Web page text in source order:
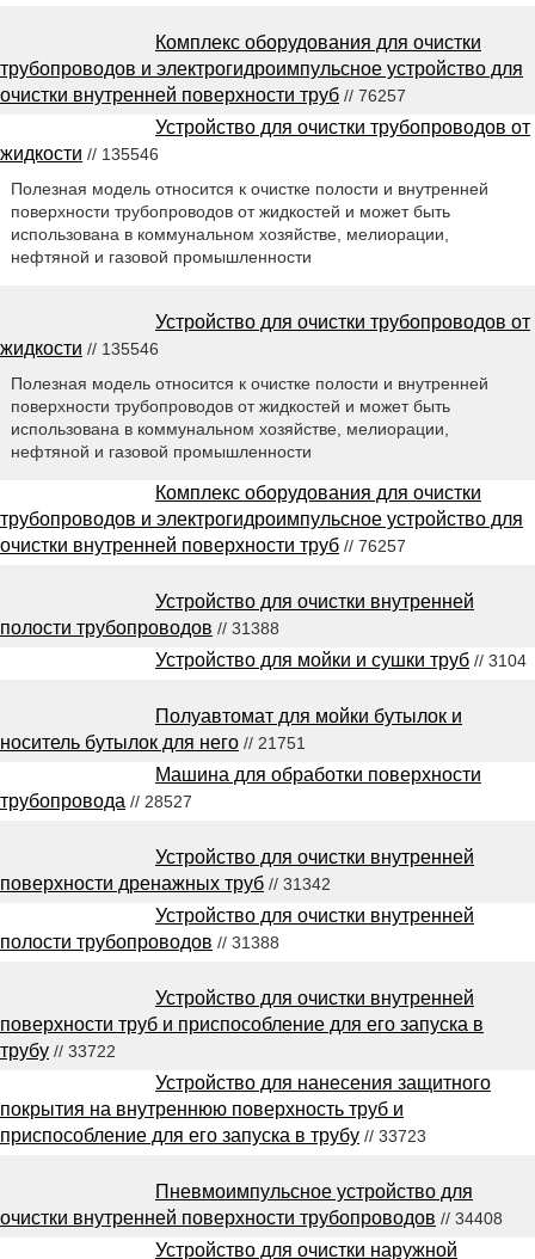
Комплекс оборудования для очистки
трубопроводов и электрогидроимпульсное устройство для
очистки внутренней поверхности труб // 76257
Устройство для очистки трубопроводов от
жидкости // 135546
Полезная модель относится к очистке полости и внутренней
поверхности трубопроводов от жидкостей и может быть
использована в коммунальном хозяйстве, мелиорации,
нефтяной и газовой промышленности
Устройство для очистки трубопроводов от
жидкости // 135546
Полезная модель относится к очистке полости и внутренней
поверхности трубопроводов от жидкостей и может быть
использована в коммунальном хозяйстве, мелиорации,
нефтяной и газовой промышленности
Комплекс оборудования для очистки
трубопроводов и электрогидроимпульсное устройство для
очистки внутренней поверхности труб // 76257
Устройство для очистки внутренней
полости трубопроводов // 31388
Устройство для мойки и сушки труб // 3104
Полуавтомат для мойки бутылок и
носитель бутылок для него // 21751
Машина для обработки поверхности
трубопровода // 28527
Устройство для очистки внутренней
поверхности дренажных труб // 31342
Устройство для очистки внутренней
полости трубопроводов // 31388
Устройство для очистки внутренней
поверхности труб и приспособление для его запуска в
трубу // 33722
Устройство для нанесения защитного
покрытия на внутреннюю поверхность труб и
приспособление для его запуска в трубу // 33723
Пневмоимпульсное устройство для
очистки внутренней поверхности трубопроводов // 34408
Устройство для очистки наружной